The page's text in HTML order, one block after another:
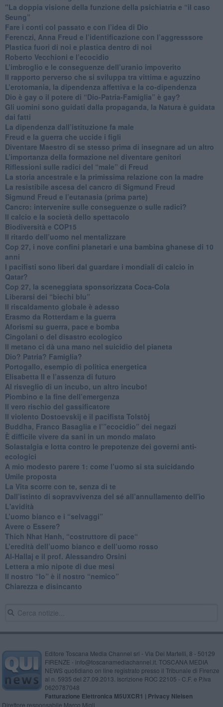
"​La doppia visione della funzione della psichiatria e “il caso
Seung”
​Fare i conti col passato e con l’idea di Dio
​Ferenczi, Anna Freud e l’identificazione con l’aggresssore
Plastica fuori di noi e plastica dentro di noi
​Roberto Vecchioni e l’ecocidio
​L’imbroglio e le conseguenze dell’uranio impoverito
​Il rapporto perverso che si sviluppa tra vittima e aguzzino
L’erotomania, la dipendenza affettiva e la co-dipendenza
​Dio è gay o il potere di “Dio-Patria-Famiglia” è gay?
​Gli uomini sono guidati dalla propaganda, la Natura è guidata
dai fatti
La dipendenza dall’istituzione fa male
​Freud e la guerra che uccide i figli
​Diventare Maestro di se stesso prima di insegnare ad un altro
L’importanza della formazione nel diventare genitori
Riflessioni sulle radici del “male” di Freud
​La storia ancestrale e la primissima relazione con la madre
​La resistibile ascesa del cancro di Sigmund Freud
Sigmund Freud e l’eutanasia (prima parte)
Cancro: intervenire sulle conseguenze o sulle radici?
​Il calcio e la società dello spettacolo
Biodiversità e COP15
​Il ritardo dell’uomo nel mentalizzare
​Cop 27, i nove confini planetari e una bambina ghanese di 10
anni
​I pacifisti sono liberi dal guardare i mondiali di calcio in
Qatar?
​Cop 27, la sceneggiata sponsorizzata Coca-Cola
​Liberarsi dei “biechi blu”
Il riscaldamento globale è adesso
​Erasmo da Rotterdam e la guerra
​Aforismi su guerra, pace e bomba
Cingolani o del disastro ecologico
​Il metano ci dà una mano nel suicidio del pianeta
​Dio? Patria? Famiglia?
Portogallo, esempio di politica energetica
​Elisabetta II e l’assenza di futuro
Al risveglio di un incubo, un altro incubo!
​Piombino e la fine dell’emergenza
​Il vero rischio del gassificatore
​Il violento Dostoevskij e il pacifista Tolstòj
​Buddha, Franco Basaglia e l’”ecocidio” dei negazi
​È difficile vivere da sani in un mondo malato
Solastalgia e lotta contro le prepotenze dei governi anti-
ecologici
​A mio modesto parere 1: come l’uomo si sta suicidando
​Umile proposta
​La Vita scorre con te, senza di te
​Dall’istinto di sopravvivenza del sé all’annullamento dell'io
L'avidità
​L’uomo bianco e i “selvaggi”
​Avere o Essere?
​Thich Nhat Hanh, “costruttore di pace“
​L’eredità dell’uomo bianco e dell’uomo rosso
Al-Hallaj e il prof. Alessandro Orsini
​Lettera a mio nipote di due mesi
​Il nostro “Io” è il nostro “nemico”
​Chiarezza e disincanto
Editore Toscana Media Channel srl - Via Dei Martelli, 8 - 50129
FIRENZE - info@toscanamediachannel.it. TOSCANA MEDIA
NEWS quotidiano on line registrato presso il Tribunale di Firenze
al n. 5935 del 27.09.2013. Iscrizione ROC 22105 - C.F. e P.Iva
0620787048
Fatturazione Elettronica M5UXCR1 | Privacy Nielsen
Direttore responsabile Marco Migli